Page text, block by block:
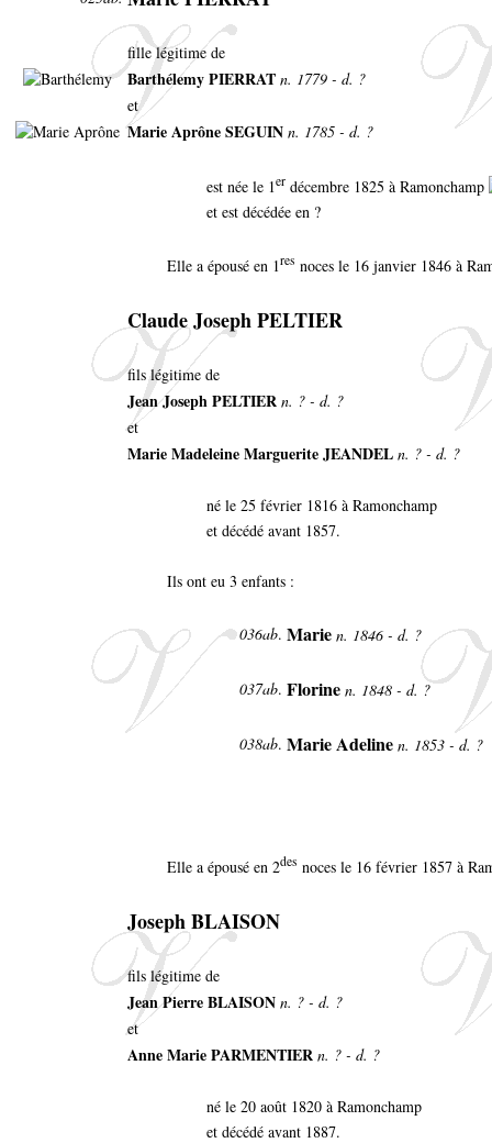
fille légitime de
Barthélemy PIERRAT n. 1779 - d. ?
et
Marie Aprône SEGUIN n. 1785 - d. ?
est née le 1er décembre 1825 à Ramonchamp
et est décédée en ?
Elle a épousé en 1res noces le 16 janvier 1846 à
Claude Joseph PELTIER
fils légitime de
Jean Joseph PELTIER n. ? - d. ?
et
Marie Madeleine Marguerite JEANDEL n. ? - d. ?
né le 25 février 1816 à Ramonchamp
et décédé avant 1857.
Ils ont eu 3 enfants :
036ab. Marie n. 1846 - d. ?
037ab. Florine n. 1848 - d. ?
038ab. Marie Adeline n. 1853 - d. ?
Elle a épousé en 2des noces le 16 février 1857 à
Joseph BLAISON
fils légitime de
Jean Pierre BLAISON n. ? - d. ?
et
Anne Marie PARMENTIER n. ? - d. ?
né le 20 août 1820 à Ramonchamp
et décédé avant 1887.